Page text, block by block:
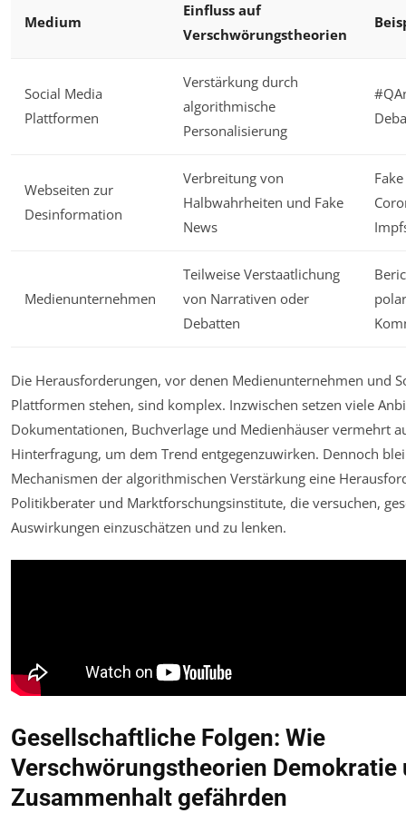
Medium
Einfluss auf
Verschwörungstheorien
Social Media
Plattformen
Verstärkung durch
algorithmische
Personalisierung
Webseiten zur
Desinformation
Verbreitung von
Halbwahrheiten und Fake
News
Medienunternehmen
Teilweise Verstaatlichung
von Narrativen oder
Debatten
Die Herausforderungen, vor denen Medienunternehmen und
Plattformen stehen, sind komplex. Inzwischen setzen viele
Dokumentationen, Buchverlage und Medienhäuser vermehrt
Hinterfragung, um dem Trend entgegenzuwirken. Dennoch
Mechanismen der algorithmischen Verstärkung eine
Politikberater und Marktforschungsinstitute, die versuchen,
Auswirkungen einzuschätzen und zu lenken.
Gesellschaftliche Folgen: Wie
Verschwörungstheorien Demokratie
Zusammenhalt gefährden